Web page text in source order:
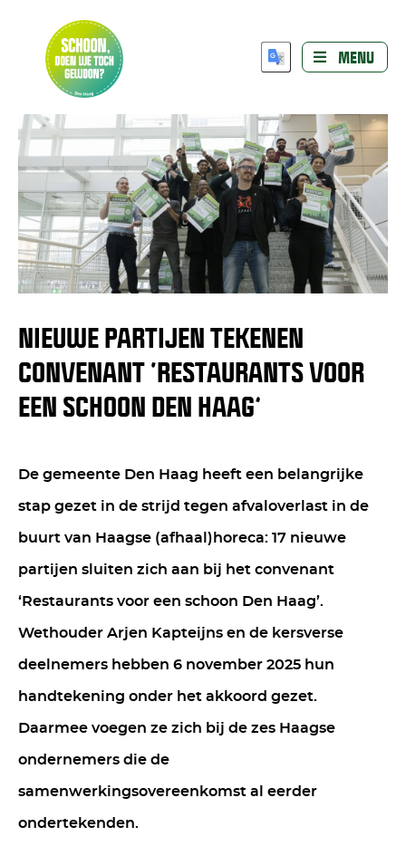
MENU
NIEUWE PARTIJEN TEKENEN
CONVENANT ‘RESTAURANTS VOOR
EEN SCHOON DEN HAAG’
De gemeente Den Haag heeft een belangrijke
stap gezet in de strijd tegen afvaloverlast in de
buurt van Haagse (afhaal)horeca: 17 nieuwe
partijen sluiten zich aan bij het convenant
‘Restaurants voor een schoon Den Haag’.
Wethouder Arjen Kapteijns en de kersverse
deelnemers hebben 6 november 2025 hun
handtekening onder het akkoord gezet.
Daarmee voegen ze zich bij de zes Haagse
ondernemers die de
samenwerkingsovereenkomst al eerder
ondertekenden.